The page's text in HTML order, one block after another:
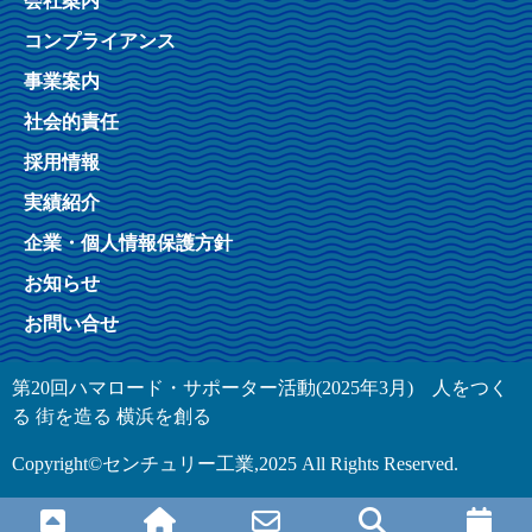
コンプライアンス
事業案内
社会的責任
採用情報
実績紹介
企業・個人情報保護方針
お知らせ
お問い合せ
第20回ハマロード・サポーター活動(2025年3月) 人をつく
る 街を造る 横浜を創る
Copyright©センチュリー工業,2025 All Rights Reserved.